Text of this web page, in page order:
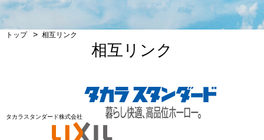
トップ 相互リンク
相互リンク
タカラスタンダード株式会社